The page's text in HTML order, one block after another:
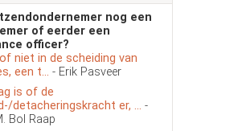
nog een
of eerder een
officer?
niet in de scheiding van
een t... - Erik Pasveer
is of de
detacheringskracht er, ... -
Bol Raap